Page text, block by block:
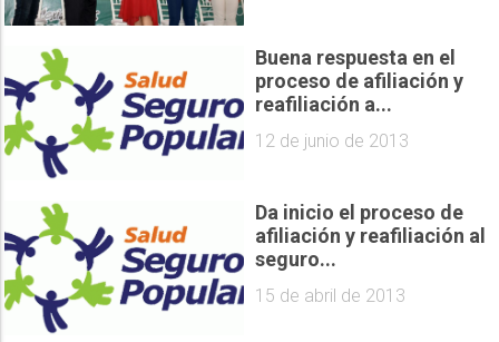
Buena respuesta en el
proceso de afiliación y
reafiliación a...
12 de junio de 2013
Da inicio el proceso de
afiliación y reafiliación al
seguro...
15 de abril de 2013